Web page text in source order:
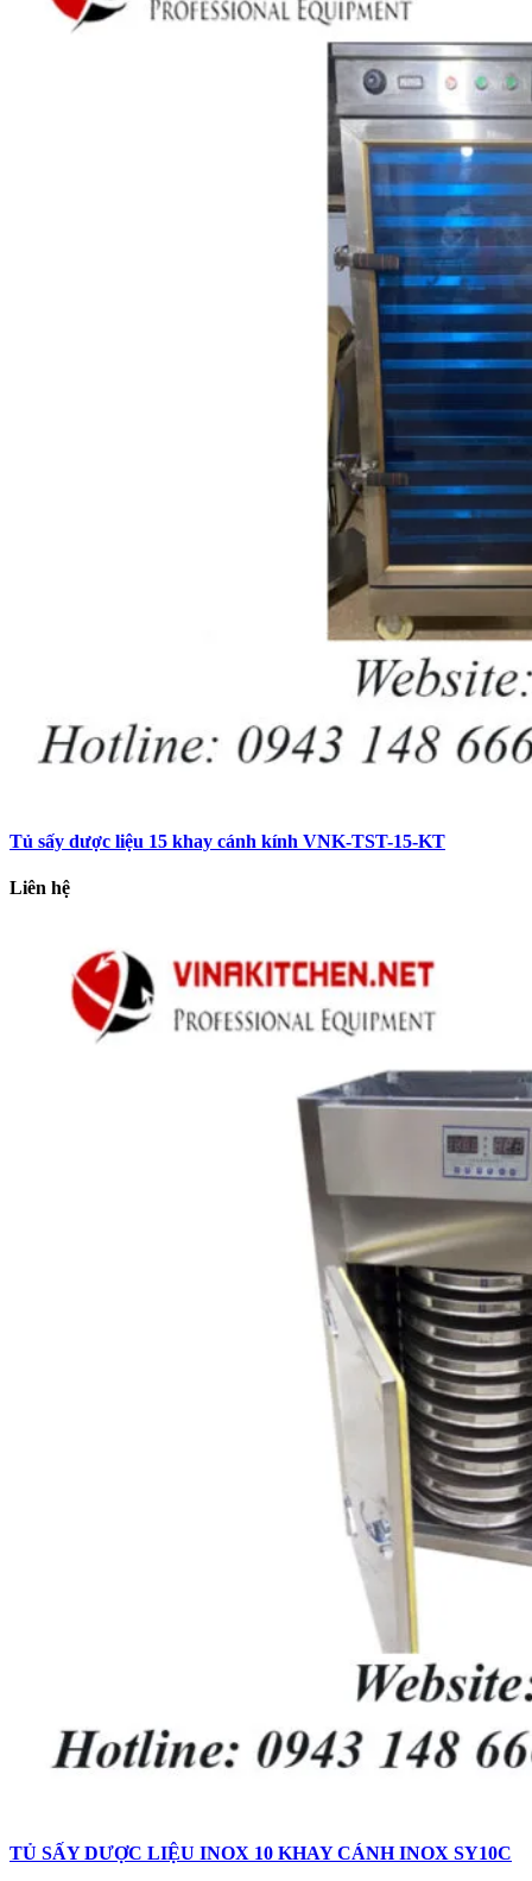
Tủ sấy dược liệu 15 khay cánh kính VNK-TST-15-KT
Liên hệ
TỦ SẤY DƯỢC LIỆU INOX 10 KHAY CÁNH INOX SY10C